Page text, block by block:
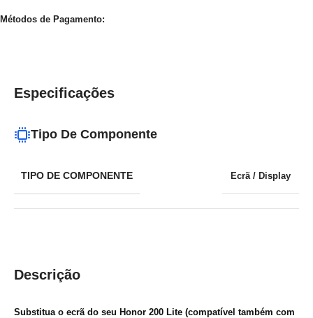
Métodos de Pagamento:
Descrição
Substitua o ecrã do seu Honor 200 Lite (compatível também com
Especificações
Tipo De Componente
TIPO DE COMPONENTE Ecrã / Display